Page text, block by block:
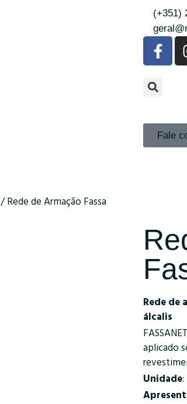
(+351)
Fale
/ Rede de Armação Fassa
Rede de
álcalis
aplicado
Unidade: